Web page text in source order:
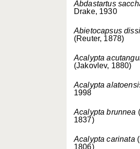
Abdastartus
Drake, 1930
Abietocapsus
(Reuter, 1878)
Acalypta
(Jakovlev, 1880)
Acalypta
1998
Acalypta brunnea
1837)
Acalypta carinata
1806)